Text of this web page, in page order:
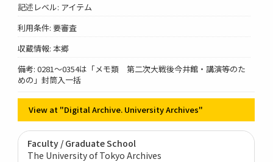
記述レベル: アイテム
利用条件: 要審査
収蔵情報: 本郷
備考: 0281～0354は「メモ類 第二次大戦後今井館・講演等のた
めの」封筒入一括
View at "Digital Archive. University Archives"
Faculty / Graduate School
The University of Tokyo Archives